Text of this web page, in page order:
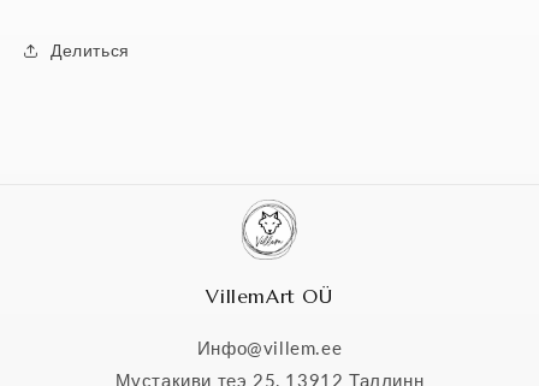
Делиться
VillemArt OÜ
Инфо@villem.ee
Мустакиви теэ 25, 13912 Таллинн